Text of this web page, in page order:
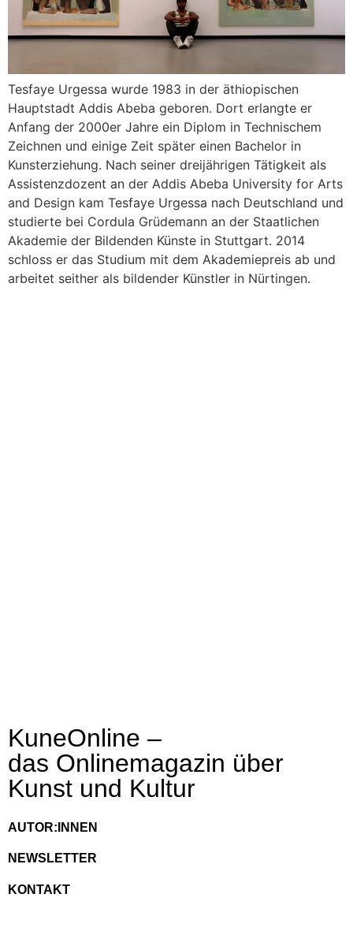
Tesfaye Urgessa wurde 1983 in der äthiopischen
Hauptstadt Addis Abeba geboren. Dort erlangte er
Anfang der 2000er Jahre ein Diplom in Technischem
Zeichnen und einige Zeit später einen Bachelor in
Kunsterziehung. Nach seiner dreijährigen Tätigkeit als
Assistenzdozent an der Addis Abeba University for Arts
and Design kam Tesfaye Urgessa nach Deutschland und
studierte bei Cordula Grüdemann an der Staatlichen
Akademie der Bildenden Künste in Stuttgart. 2014
schloss er das Studium mit dem Akademiepreis ab und
arbeitet seither als bildender Künstler in Nürtingen.
KuneOnline –
das Onlinemagazin über
Kunst und Kultur
AUTOR:INNEN
NEWSLETTER
KONTAKT